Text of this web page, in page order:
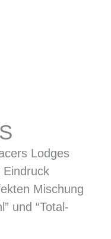
Lodges
Eindruck
Mischung
und “Total-